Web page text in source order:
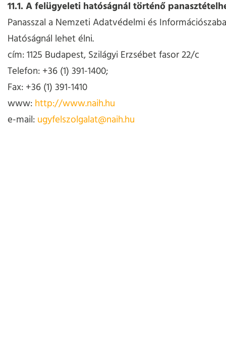
11.1. A felügyeleti hatóságnál történő
Panasszal a Nemzeti Adatvédelmi és
Hatóságnál lehet élni.
cím: 1125 Budapest, Szilágyi Erzsébet fasor 22/c
Telefon: +36 (1) 391-1400;
Fax: +36 (1) 391-1410
www:http://www.naih.hu
e-mail:ugyfelszolgalat@naih.hu